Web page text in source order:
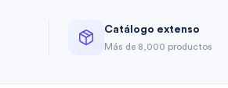
Catálogo extenso
Más de 8,000 productos